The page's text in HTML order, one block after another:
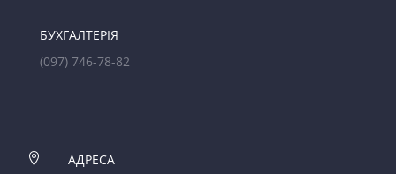
БУХГАЛТЕРІЯ
(097) 746-78-82

АДРЕСА